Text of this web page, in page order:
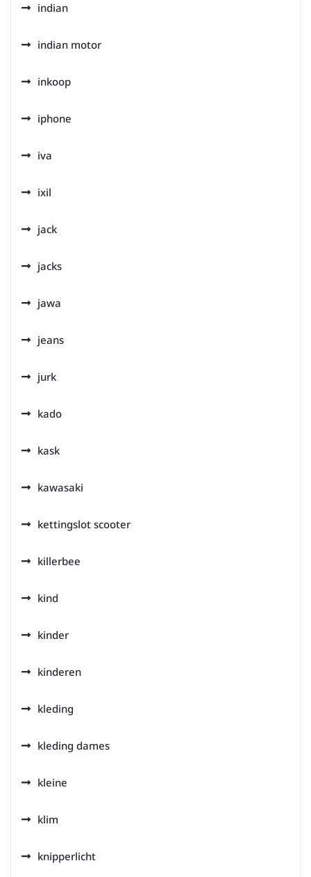
indian
indian motor
inkoop
iphone
iva
ixil
jack
jacks
jawa
jeans
jurk
kado
kask
kawasaki
kettingslot scooter
killerbee
kind
kinder
kinderen
kleding
kleding dames
kleine
klim
knipperlicht